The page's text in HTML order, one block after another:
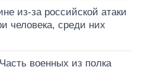
из-за российской атаки
человека, среди них
Часть военных из полка